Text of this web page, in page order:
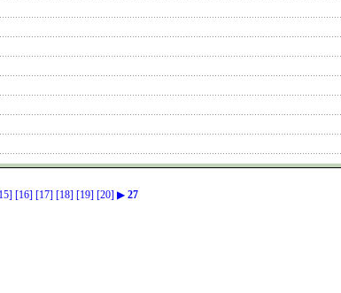
[16] [17] [18] [19] [20] ▶ 27